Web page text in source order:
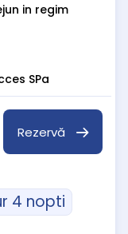
in regim
SPa
Rezervă
4 nopti